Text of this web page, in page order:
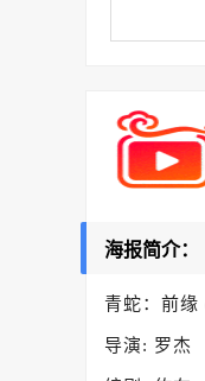
海报简介：
青蛇：前缘
导演: 罗杰